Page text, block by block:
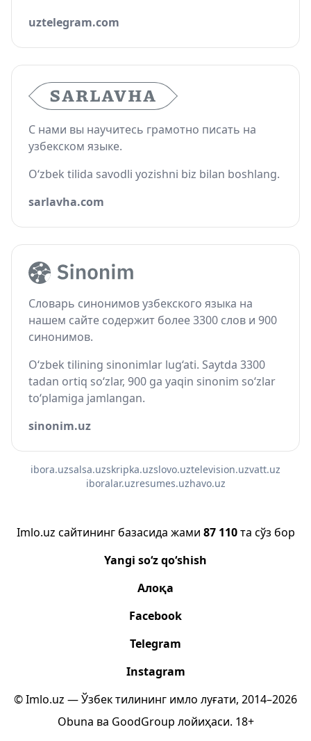
uztelegram.com
С нами вы научитесь грамотно писать на
узбекском языке.
O‘zbek tilida savodli yozishni biz bilan boshlang.
sarlavha.com
Словарь синонимов узбекского языка на
нашем сайте содержит более 3300 слов и 900
синонимов.
O‘zbek tilining sinonimlar lug‘ati. Saytda 3300
tadan ortiq so‘zlar, 900 ga yaqin sinonim so‘zlar
to‘plamiga jamlangan.
sinonim.uz
ibora.uzsalsa.uzskripka.uzslovo.uztelevision.uzvatt.uz
iboralar.uzresumes.uzhavo.uz
Imlo.uz сайтининг базасида жами 87 110та сўз бор
Yangi so‘z qo‘shish
Алоқа
Facebook
Telegram
Instagram
© Imlo.uz — Ўзбек тилининг имло луғати, 2014–2026
Obuna ва GoodGroup лойиҳаси. 18+